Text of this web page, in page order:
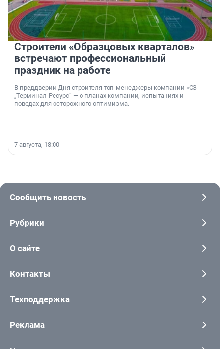
Строители «Образцовых кварталов»
встречают профессиональный
праздник на работе
В преддверии Дня строителя топ-менеджеры компании «СЗ
„Терминал-Ресурс“ — о планах компании, испытаниях и
поводах для осторожного оптимизма.
7 августа, 18:00
Сообщить новость
Рубрики
О сайте
Контакты
Техподдержка
Реклама